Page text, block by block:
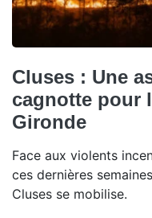
Cluses : Une
cagnotte pour
Gironde
Face aux violents
ces dernières
Cluses se mobilise.